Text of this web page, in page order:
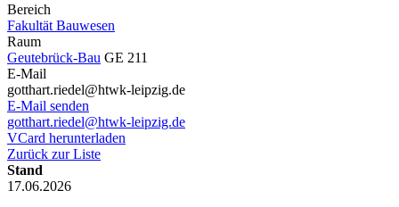
Bereich
Fakultät Bauwesen
Raum
Geutebrück-Bau GE 211
E-Mail
gotthart.riedel@htwk-leipzig.de
E-Mail senden
gotthart.riedel@htwk-leipzig.de
VCard herunterladen
Zurück zur Liste
Stand
17.06.2026